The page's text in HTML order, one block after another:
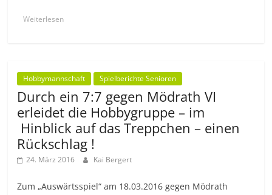
Weiterlesen
Hobbymannschaft Spielberichte Senioren
Durch ein 7:7 gegen Mödrath VI
erleidet die Hobbygruppe – im
Hinblick auf das Treppchen – einen
Rückschlag !
24. März 2016 Kai Bergert
Zum „Auswärtsspiel“ am 18.03.2016 gegen Mödrath